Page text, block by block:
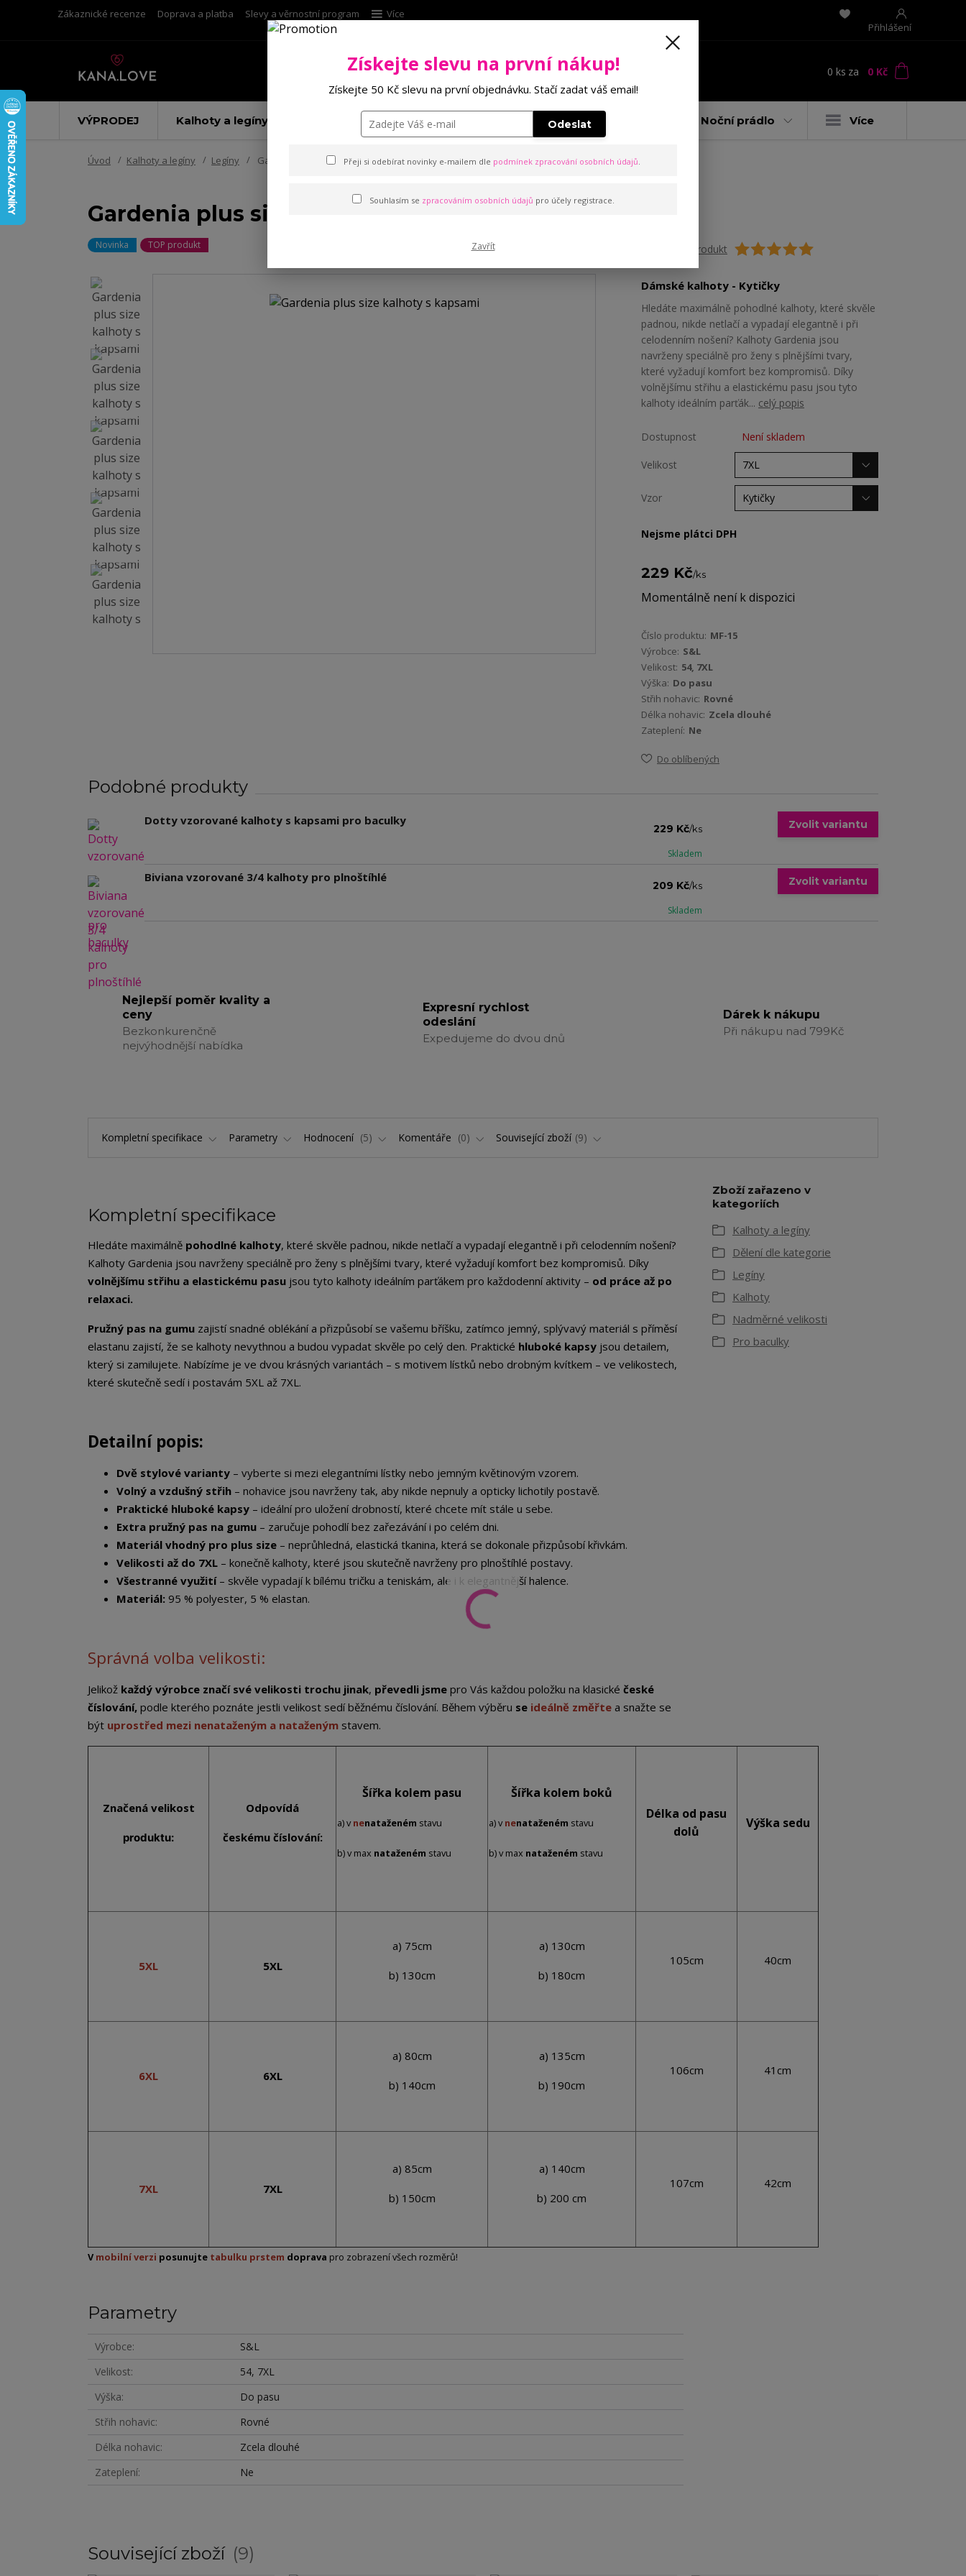
Zákaznické recenze Doprava a platba Slevy a věrnostní program
Více
Přihlášení
Hledat 0 ks za 0 Kč
VÝPRODEJ Kalhoty a legíny Punčochové zboží Podprsenky Noční prádlo Více
Úvod Kalhoty a legíny Legíny Gardenia plus size kalhoty s kapsami
Gardenia plus size kalhoty s kapsami
Novinka TOP produkt Ohodnotit produkt
Dámské kalhoty - Kytičky
Hledáte maximálně pohodlné kalhoty, které skvěle
padnou, nikde netlačí a vypadají elegantně i při
celodenním nošení? Kalhoty Gardenia jsou
navrženy speciálně pro ženy s plnějšími tvary,
které vyžadují komfort bez kompromisů. Díky
volnějšímu střihu a elastickému pasu jsou tyto
kalhoty ideálním parťák... celý popis
Dostupnost Není skladem
Velikost
Vzor
Nejsme plátci DPH
229 Kč/ks
Momentálně není k dispozici
Číslo produktu: MF-15
Výrobce: S&L
Velikost: 54, 7XL
Výška: Do pasu
Střih nohavic: Rovné
Délka nohavic: Zcela dlouhé
Zateplení: Ne
Do oblíbených
Podobné produkty
Dotty vzorované kalhoty s kapsami pro baculky
229 Kč/ks
Skladem
Zvolit variantu
Biviana vzorované 3/4 kalhoty pro plnoštíhlé
209 Kč/ks
Skladem
Zvolit variantu
Nejlepší poměr kvality a
ceny
Bezkonkurenčně
nejvýhodnější nabídka
Expresní rychlost
odeslání
Expedujeme do dvou dnů
Dárek k nákupu
Při nákupu nad 799Kč
Kompletní specifikace Parametry Hodnocení 5 Komentáře 0 Související zboží 9
Kompletní specifikace
Hledáte maximálně pohodlné kalhoty, které skvěle padnou, nikde netlačí a vypadají elegantně i při celodenním nošení?
Kalhoty Gardenia jsou navrženy speciálně pro ženy s plnějšími tvary, které vyžadují komfort bez kompromisů. Díky
volnějšímu střihu a elastickému pasu jsou tyto kalhoty ideálním parťákem pro každodenní aktivity – od práce až po
relaxaci.
Pružný pas na gumu zajistí snadné oblékání a přizpůsobí se vašemu bříšku, zatímco jemný, splývavý materiál s příměsí
elastanu zajistí, že se kalhoty nevythnou a budou vypadat skvěle po celý den. Praktické hluboké kapsy jsou detailem,
který si zamilujete. Nabízíme je ve dvou krásných variantách – s motivem lístků nebo drobným kvítkem – ve velikostech,
které skutečně sedí i postavám 5XL až 7XL.
Detailní popis:
Dvě stylové varianty – vyberte si mezi elegantními lístky nebo jemným květinovým vzorem.
Volný a vzdušný střih – nohavice jsou navrženy tak, aby nikde nepnuly a opticky lichotily postavě.
Praktické hluboké kapsy – ideální pro uložení drobností, které chcete mít stále u sebe.
Extra pružný pas na gumu – zaručuje pohodlí bez zařezávání i po celém dni.
Materiál vhodný pro plus size – neprůhledná, elastická tkanina, která se dokonale přizpůsobí křivkám.
Velikosti až do 7XL – konečně kalhoty, které jsou skutečně navrženy pro plnoštíhlé postavy.
Všestranné využití– skvěle vypadají k bílému tričku a teniskám, ale i k elegantnější halence.
Materiál: 95 % polyester, 5 % elastan.
Správná volba velikosti:
Jelikož každý výrobce značí své velikosti trochu jinak, převedli jsme pro Vás každou položku na klasické české
číslování, podle kterého poznáte jestli velikost sedí běžnému číslování. Během výběru se ideálně změřte a snažte se
být uprostřed mezi nenataženým a nataženým stavem.
Značená velikost
produktu:
Odpovídá
českému číslování:
Šířka kolem pasu
a) vnenataženém stavu
b) v max nataženém stavu
Šířka kolem boků
a) vnenataženém stavu
b) v max nataženém stavu
Délka od pasu
dolů
Výška sedu
5XL 5XL
a) 75cm
b) 130cm
a) 130cm
b) 180cm
105cm 40cm
6XL 6XL
a) 80cm
b) 140cm
a) 135cm
b) 190cm
106cm 41cm
7XL 7XL
a) 85cm
b) 150cm
a) 140cm
b) 200 cm
107cm 42cm
V mobilní verzi posunujte tabulku prstem doprava pro zobrazení všech rozměrů!
Parametry
Výrobce
S&L
Velikost
54, 7XL
Výška
Do pasu
Střih nohavic
Rovné
Délka nohavic
Zcela dlouhé
Zateplení
Ne
Zboží zařazeno v
kategoriích
Kalhoty a legíny
Dělení dle kategorie
Legíny
Kalhoty
Nadměrné velikosti
Pro baculky
Související zboží 9
Získejte slevu na první nákup!
Získejte 50 Kč slevu na první objednávku. Stačí zadat váš email!
Odeslat
Přeji si odebírat novinky e-mailem dle podmínek zpracování osobních údajů.
Souhlasím se zpracováním osobních údajů pro účely registrace.
Zavřít